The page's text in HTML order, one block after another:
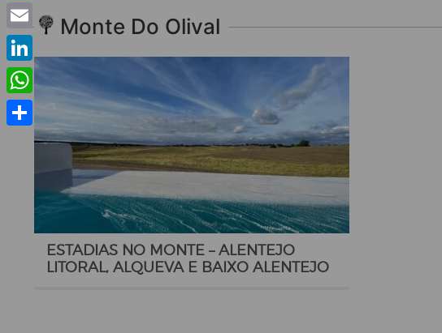
Monte Do Olival
ESTADIAS NO MONTE – ALENTEJO
LITORAL, ALQUEVA E BAIXO ALENTEJO
Twitter
Email
LinkedIn
WhatsApp
Share